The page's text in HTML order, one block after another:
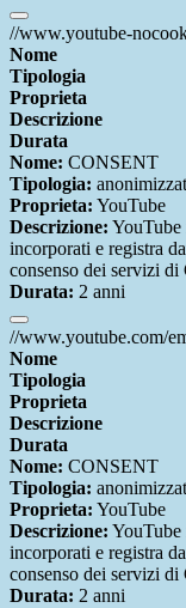
//www.youtube-
Nome
Tipologia
Proprieta
Descrizione
Durata
Nome: CONSENT
Tipologia:
Proprieta: YouTube
Descrizione: YouTube
incorporati e registra
consenso dei servizi di
Durata: 2 anni
//www.youtube.com/
Nome
Tipologia
Proprieta
Descrizione
Durata
Nome: CONSENT
Tipologia:
Proprieta: YouTube
Descrizione: YouTube
incorporati e registra
consenso dei servizi di
Durata: 2 anni